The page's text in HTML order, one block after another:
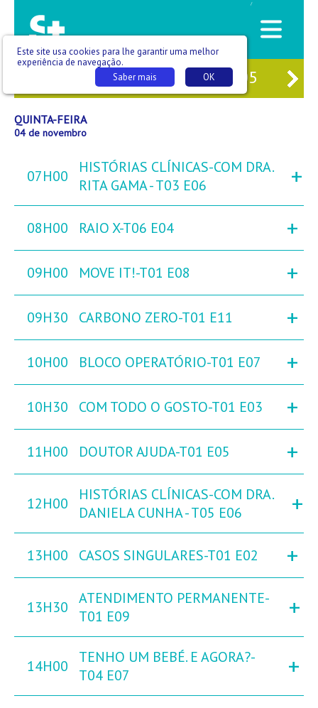
/
03 QUI 04 SEX 05 SÁB
QUINTA-FEIRA
04 de novembro
07H00
HISTÓRIAS CLÍNICAS-COM DRA.
RITA GAMA - T03 E06
+
08H00 RAIO X-T06 E04 +
09H00 MOVE IT!-T01 E08 +
09H30 CARBONO ZERO-T01 E11 +
10H00 BLOCO OPERATÓRIO-T01 E07 +
10H30 COM TODO O GOSTO-T01 E03 +
11H00 DOUTOR AJUDA-T01 E05 +
12H00
HISTÓRIAS CLÍNICAS-COM DRA.
DANIELA CUNHA - T05 E06
+
13H00 CASOS SINGULARES-T01 E02 +
13H30
ATENDIMENTO PERMANENTE-
T01 E09
+
14H00
TENHO UM BEBÉ. E AGORA?-
T04 E07
+
Este site usa cookies para lhe garantir uma melhor
experiência de navegação.
OK
Saber mais